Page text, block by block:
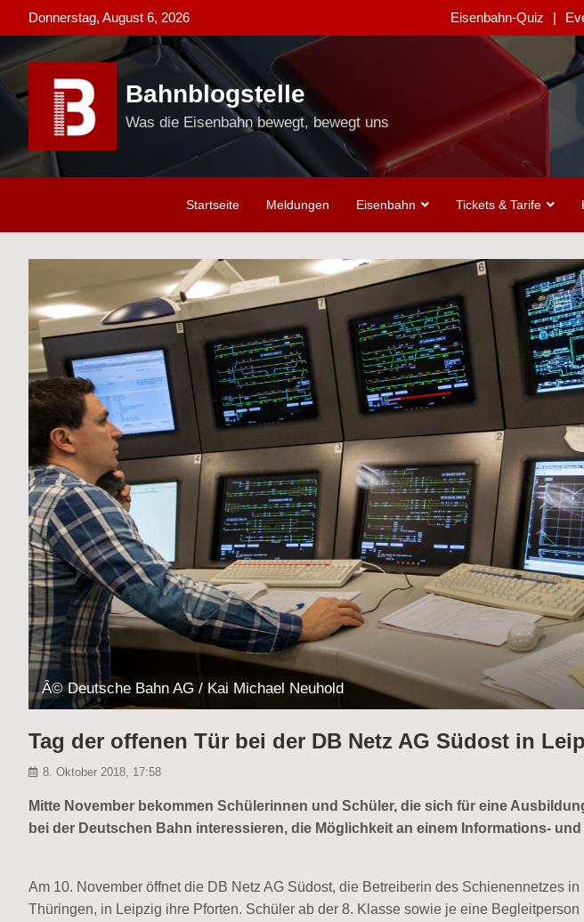
to
content
Donnerstag, August 6, 2026 Eisenbahn-Quiz
Bahnblogstelle
Was die Eisenbahn bewegt, bewegt uns
Startseite Meldungen Eisenbahn Tickets & Tarife
Â© Deutsche Bahn AG / Kai Michael Neuhold
Tag der offenen Tür bei der DB Netz AG Südost in
8. Oktober 2018, 17:58
Mitte November bekommen Schülerinnen und Schüler, die sich für eine
bei der Deutschen Bahn interessieren, die Möglichkeit an einem Informations-
Am 10. November öffnet die DB Netz AG Südost, die Betreiberin des Schienennetzes
Thüringen, in Leipzig ihre Pforten. Schüler ab der 8. Klasse sowie je eine